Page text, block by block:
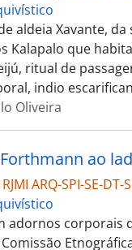
aldeia Xavante,
Kalapalo que
ritual de
indio
Oliveira
ao
ARQ-SPI-SE-DT-
adornos corporais